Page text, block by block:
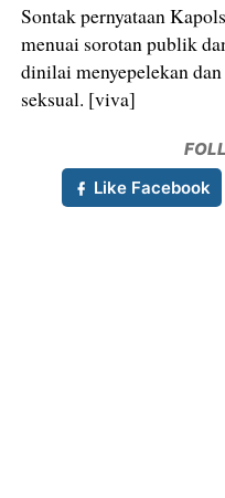
Sontak pernyataan
menuai sorotan publik
dinilai menyepelekan
seksual. [viva]
Like Facebook